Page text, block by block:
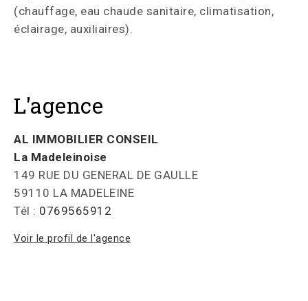
(chauffage, eau chaude sanitaire, climatisation,
éclairage, auxiliaires).
L'agence
AL IMMOBILIER CONSEIL
La Madeleinoise
149 RUE DU GENERAL DE GAULLE
59110 LA MADELEINE
Tél : 0769565912
Voir le profil de l'agence